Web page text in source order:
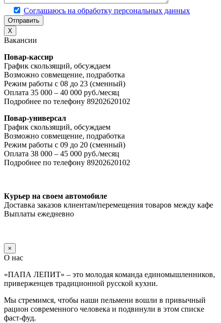
Соглашаюсь на обработку персональных данных
X
Вакансии
Повар-кассир
График скользящий, обсуждаем
Возможно совмещение, подработка
Режим работы с 08 до 23 (сменный)
Оплата 35 000 – 40 000 руб./месяц
Подробнее по телефону 89202620102
Повар-универсал
График скользящий, обсуждаем
Возможно совмещение, подработка
Режим работы с 09 до 20 (сменный)
Оплата 38 000 – 45 000 руб./месяц
Подробнее по телефону 89202620102
Курьер на своем автомобиле
Доставка заказов клиентам/перемещения товаров между кафе
Выплаты ежедневно
×
О нас
«ПАПА ЛЕПИТ» – это молодая команда единомышленников,
приверженцев традиционной русской кухни.
Мы стремимся, чтобы наши пельмени вошли в привычный
рацион современного человека и подвинули в этом списке
фаст-фуд.